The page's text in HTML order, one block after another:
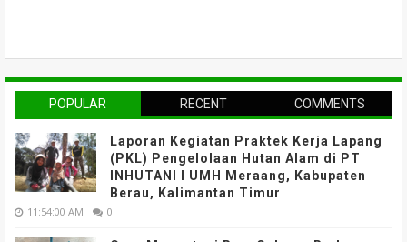
POPULAR RECENT COMMENTS
Laporan Kegiatan Praktek Kerja Lapang
(PKL) Pengelolaan Hutan Alam di PT
INHUTANI I UMH Meraang, Kabupaten
Berau, Kalimantan Timur
11:54:00 AM 0